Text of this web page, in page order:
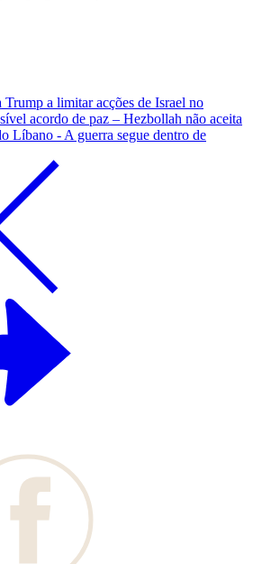
a limitar acções de Israel no
acordo de paz – Hezbollah não aceita
Líbano - A guerra segue dentro de